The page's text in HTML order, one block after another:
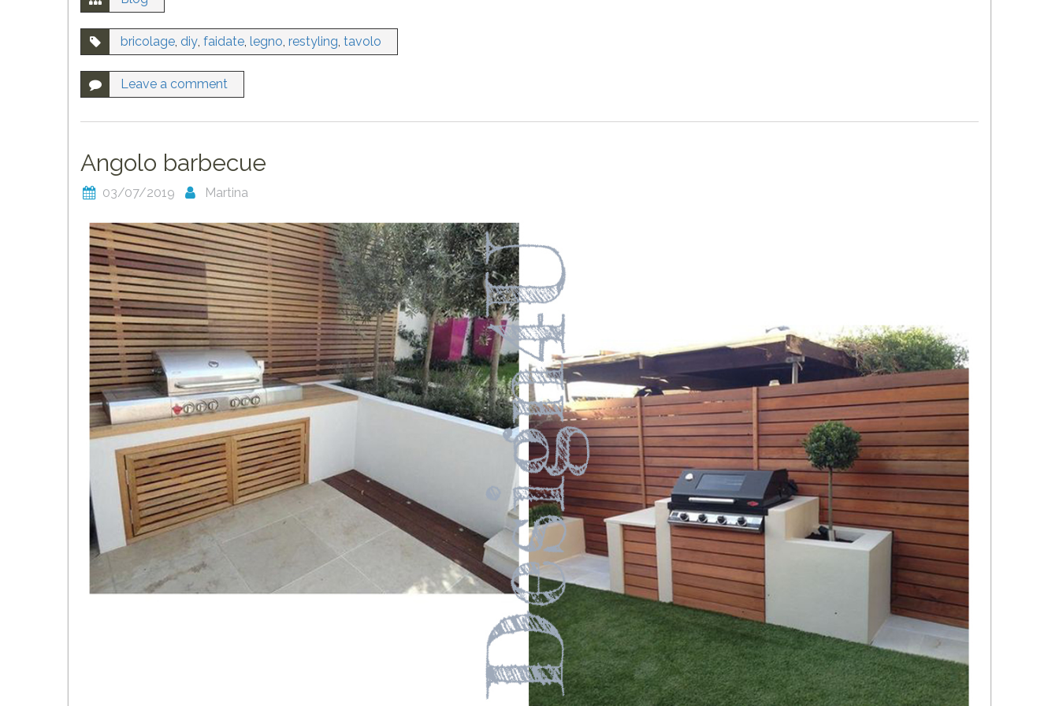
bricolage diy faidate legno restyling tavolo
Leave a comment
Angolo barbecue
03/07/2019 Martina